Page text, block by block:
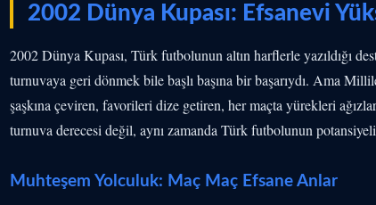
2002 Dünya Kupası: Efsanevi
2002 Dünya Kupası, Türk futbolunun altın harflerle yazıldığı
turnuvaya geri dönmek bile başlı başına bir başarıydı. Ama
şaşkına çeviren, favorileri dize getiren, her maçta yürekleri
turnuva derecesi değil, aynı zamanda Türk futbolunun
Muhteşem Yolculuk: Maç Maç Efsane Anlar